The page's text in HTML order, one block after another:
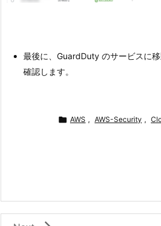
最後に、GuardDuty のサービスに
確認します。
 AWS , AWS-Security ,